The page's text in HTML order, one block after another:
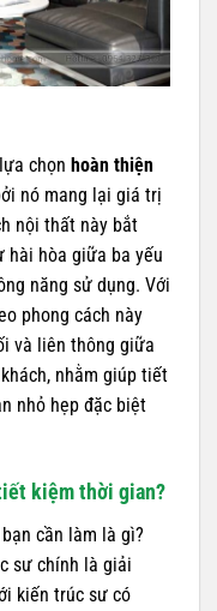
chọn hoàn thiện
nó mang lại giá trị
nội thất này bắt
hài hòa giữa ba yếu
năng sử dụng. Với
phong cách này
và liên thông giữa
nhằm giúp tiết
nhỏ hẹp đặc biệt
kiệm thời gian?
cần làm là gì?
sư chính là giải
kiến trúc sư có